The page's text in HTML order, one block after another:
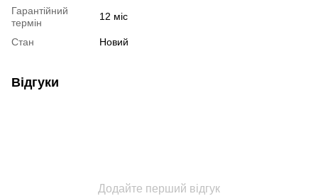
Гарантійний
термін
12 міс
Стан Новий
Відгуки
Додайте перший відгук